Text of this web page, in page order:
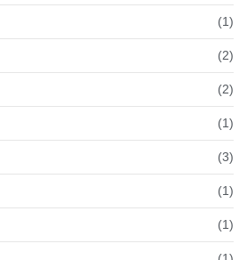
(1)
(2)
(2)
(1)
(3)
(1)
(1)